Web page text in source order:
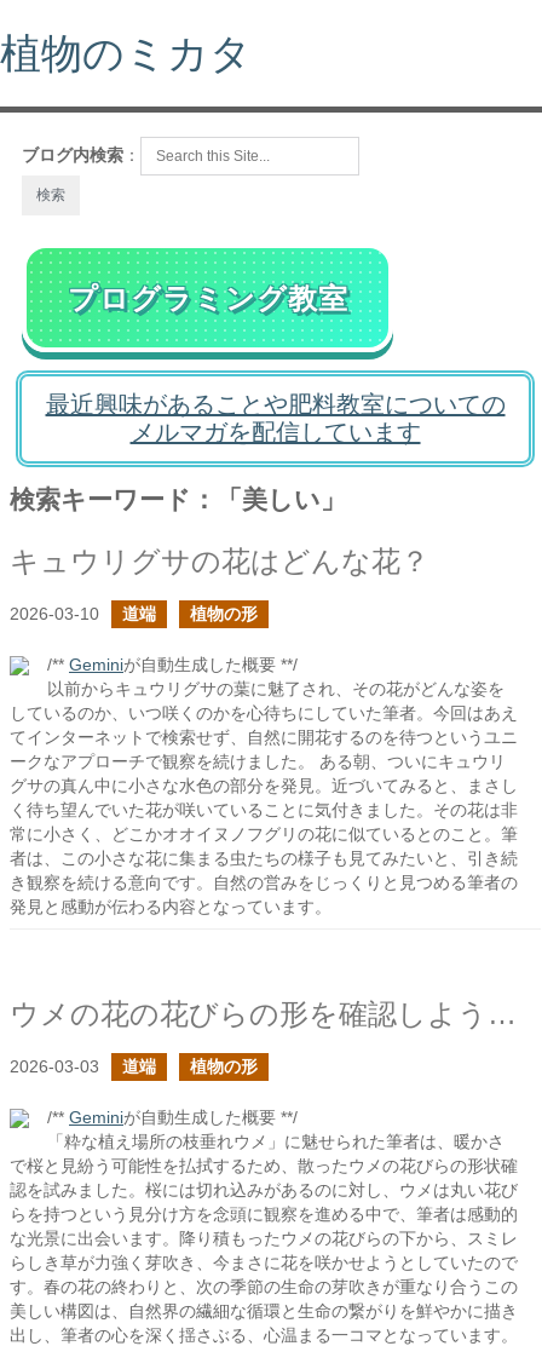
植物のミカタ
ブログ内検索 ：
プログラミング教室
最近興味があることや肥料教室についての
メルマガを配信しています
検索キーワード：「美しい」
キュウリグサの花はどんな花？
2026-03-10 道端 植物の形
/** Geminiが自動生成した概要 **/
以前からキュウリグサの葉に魅了され、その花がどんな姿を
しているのか、いつ咲くのかを心待ちにしていた筆者。今回はあえ
てインターネットで検索せず、自然に開花するのを待つというユニ
ークなアプローチで観察を続けました。 ある朝、ついにキュウリ
グサの真ん中に小さな水色の部分を発見。近づいてみると、まさし
く待ち望んでいた花が咲いていることに気付きました。その花は非
常に小さく、どこかオオイヌノフグリの花に似ているとのこと。筆
者は、この小さな花に集まる虫たちの様子も見てみたいと、引き続
き観察を続ける意向です。自然の営みをじっくりと見つめる筆者の
発見と感動が伝わる内容となっています。
ウメの花の花びらの形を確認しようとしたら
2026-03-03 道端 植物の形
/** Geminiが自動生成した概要 **/
「粋な植え場所の枝垂れウメ」に魅せられた筆者は、暖かさ
で桜と見紛う可能性を払拭するため、散ったウメの花びらの形状確
認を試みました。桜には切れ込みがあるのに対し、ウメは丸い花び
らを持つという見分け方を念頭に観察を進める中で、筆者は感動的
な光景に出会います。降り積もったウメの花びらの下から、スミレ
らしき草が力強く芽吹き、今まさに花を咲かせようとしていたので
す。春の花の終わりと、次の季節の生命の芽吹きが重なり合うこの
美しい構図は、自然界の繊細な循環と生命の繋がりを鮮やかに描き
出し、筆者の心を深く揺さぶる、心温まる一コマとなっています。